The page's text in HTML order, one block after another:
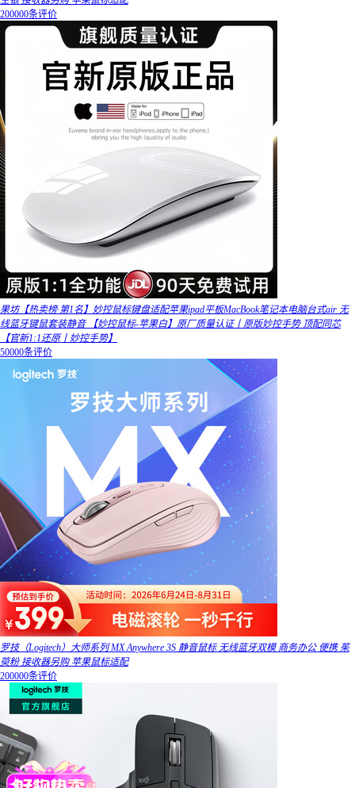
200000条评价
果坊【热卖榜·第1名】妙控鼠标键盘适配苹果ipad平板MacBook笔记本电脑台式air 无
线蓝牙键鼠套装静音 【妙控鼠标-苹果白】原厂质量认证丨原版妙控手势 顶配同芯
【官新1:1还原丨妙控手势】
50000条评价
罗技（Logitech）大师系列 MX Anywhere 3S 静音鼠标 无线蓝牙双模 商务办公 便携 茱
萸粉 接收器另购 苹果鼠标适配
200000条评价